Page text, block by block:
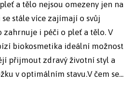
a tělo nejsou omezeny jen na
stále více zajímají o svůj
zahrnuje i péči o pleť a tělo. V
biokosmetika ideální možnost
přijmout zdravý životní styl a
v optimálním stavu.V čem se...